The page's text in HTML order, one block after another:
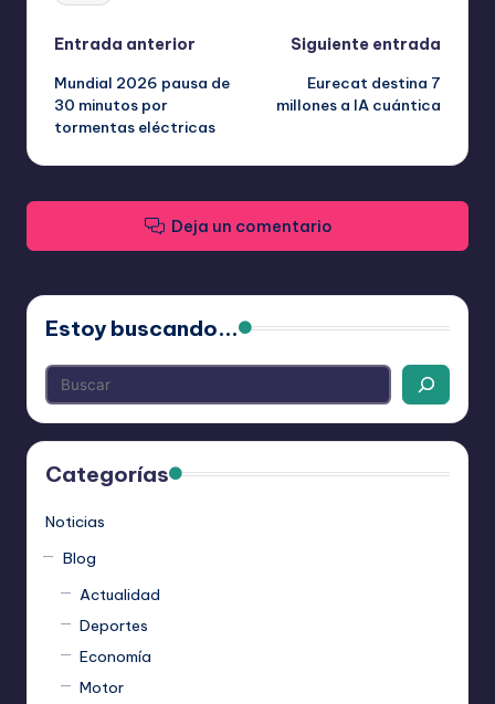
Navegación
de
entradas
Entrada anterior
Mundial 2026 pausa de
30 minutos por
tormentas eléctricas
Siguiente entrada
Eurecat destina 7
millones a IA cuántica
Deja un comentario
Estoy buscando...
Categorías
Noticias
Blog
Actualidad
Deportes
Economía
Motor